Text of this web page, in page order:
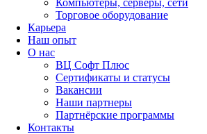
Компьютеры, серверы, сети
Торговое оборудование
Карьера
Наш опыт
О нас
ВЦ Софт Плюс
Сертификаты и статусы
Вакансии
Наши партнеры
Партнёрские программы
Контакты